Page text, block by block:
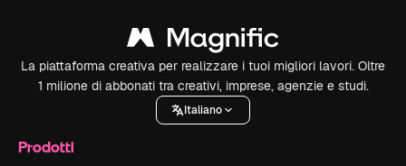
La piattaforma creativa per realizzare i tuoi migliori lavori. Oltre
1 milione di abbonati tra creativi, imprese, agenzie e studi.
Italiano
Prodotti